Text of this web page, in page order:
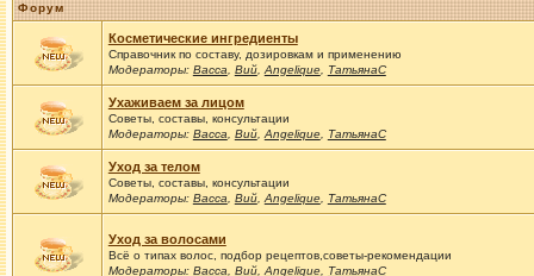
Форум
Косметические ингредиенты
Справочник по составу, дозировкам и применению
Модераторы: Васса Вий, Angelique, ТатьянаС
Ухаживаем за лицом
Советы, составы, консультации
Модераторы: Васса Вий, Angelique, ТатьянаС
Уход за телом
Советы, составы, консультации
Модераторы: Васса Вий, Angelique, ТатьянаС
Уход за волосами
Всё о типах волос, подбор рецептов,советы-рекомендации
Модераторы: Васса Вий, Angelique, ТатьянаС